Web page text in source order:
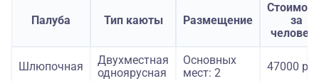
Палуба Тип каюты Размещение
за
Шлюпочная
Двухместная
одноярусная
Основных
мест: 2
47000